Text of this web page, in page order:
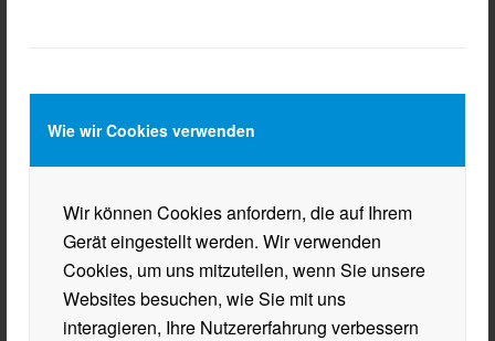
Wie wir Cookies verwenden
Wir können Cookies anfordern, die auf Ihrem
Gerät eingestellt werden. Wir verwenden
Cookies, um uns mitzuteilen, wenn Sie unsere
Websites besuchen, wie Sie mit uns
interagieren, Ihre Nutzererfahrung verbessern
anderem mit Vokabelspielen wurde dabei vorgestellt,
welche vielfältigen Möglichkeiten Fremdsprachen
Im Bereich der EDV-Säle wurden zudem den
interessierten Gästen IT-Programme, wie Photoshop,
Excel und Word gezeigt. Ihnen wurde z. B.
vorgestellt, wie Videos geschnitten und Logos
designt werden.